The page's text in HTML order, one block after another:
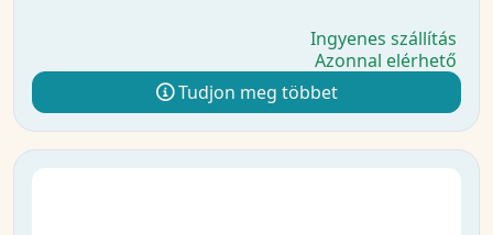
Ingyenes szállítás
Azonnal elérhető
Tudjon meg többet